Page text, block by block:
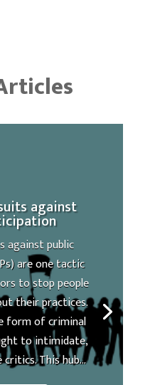
against
against public
are one tactic
to stop people
their practices.
form of criminal
to intimidate,
This hub...